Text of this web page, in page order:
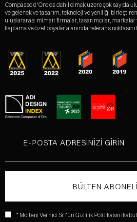
Compasso d'Oro da dahil olmak üzere çok sayıda
ve gelenek ve tasarım, teknoloji ve yeniliği
uluslararası mimari firmalar, tasarımcılar,
kaplama ve özel boyalar alanında referans
* Molteni Vernici Srl'ün Gizlilik Politikasını